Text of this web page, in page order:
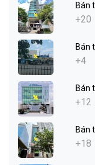
Bán
+20
Bán
+4
Bán
+12
Bán
+18